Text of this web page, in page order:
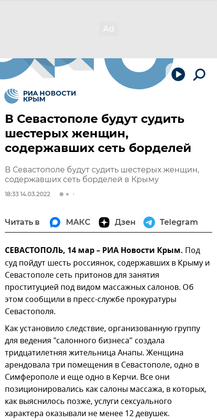
В Севастополе будут судить
шестерых женщин,
содержавших сеть борделей
В Севастополе будут судить шестерых женщин,
содержавших сеть борделей в Крыму
18:33 14.03.2022
Читать в МАКС Дзен Telegram
СЕВАСТОПОЛЬ, 14 мар – РИА Новости Крым. Под
суд пойдут шесть россиянок, содержавших в Крыму и
Севастополе сеть притонов для занятия
проституцией под видом массажных салонов. Об
этом сообщили в пресс-службе прокуратуры
Севастополя.
Как установило следствие, организованную группу
для ведения "салонного бизнеса" создала
тридцатилетняя жительница Анапы. Женщина
арендовала три помещения в Севастополе, одно в
Симферополе и еще одно в Керчи. Все они
позиционировались как салоны массажа, в которых,
как выяснилось позже, услуги сексуального
характера оказывали не менее 12 девушек.